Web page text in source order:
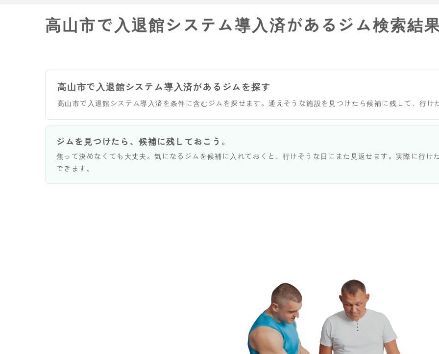
高山市で入退館システム導入済があるジム検索結
高山市で入退館システム導入済があるジムを探す
高山市で入退館システム導入済を条件に含むジムを探せます。通えそうな施設を見つけたら候補に残して、行け
ジムを見つけたら、候補に残しておこう。
焦って決めなくても大丈夫。気になるジムを候補に入れておくと、行けそうな日にまた見返せます。実際に行け
できます。